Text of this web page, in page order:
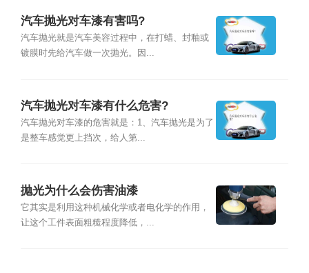
汽车抛光对车漆有害吗?
汽车抛光就是汽车美容过程中，在打蜡、封釉或
镀膜时先给汽车做一次抛光。因...
汽车抛光对车漆有什么危害?
汽车抛光对车漆的危害就是：1、汽车抛光是为了
是整车感觉更上挡次，给人第...
抛光为什么会伤害油漆
它其实是利用这种机械化学或者电化学的作用，
让这个工件表面粗糙程度降低，...